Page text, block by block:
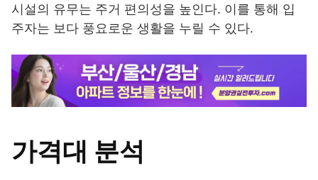
시설의 유무는 주거 편의성을 높인다. 이를 통해 입
주자는 보다 풍요로운 생활을 누릴 수 있다.
가격대 분석